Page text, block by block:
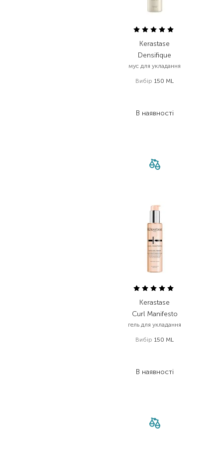
Kerastase
Densifique
мус для укладання
Вибір 150 ML
В наявності
Kerastase
Curl Manifesto
гель для укладання
Вибір 150 ML
В наявності